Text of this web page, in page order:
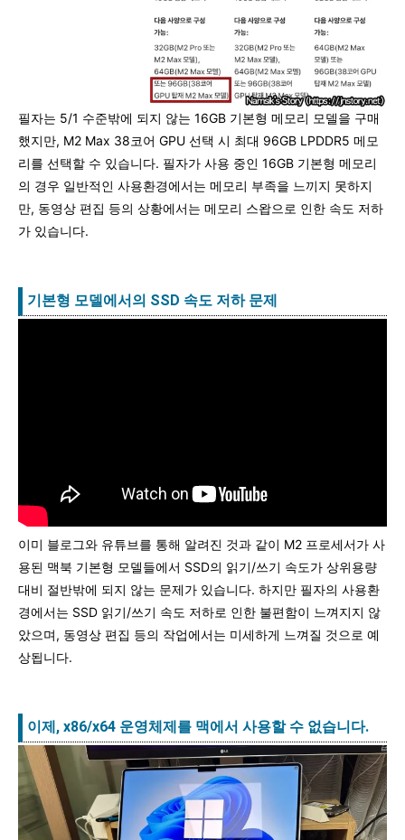
필자는 5/1 수준밖에 되지 않는 16GB 기본형 메모리 모델을 구매
했지만, M2 Max 38코어 GPU 선택 시 최대 96GB LPDDR5 메모
리를 선택할 수 있습니다. 필자가 사용 중인 16GB 기본형 메모리
의 경우 일반적인 사용환경에서는 메모리 부족을 느끼지 못하지
만, 동영상 편집 등의 상황에서는 메모리 스왑으로 인한 속도 저하
가 있습니다.
기본형 모델에서의 SSD 속도 저하 문제
이미 블로그와 유튜브를 통해 알려진 것과 같이 M2 프로세서가 사
용된 맥북 기본형 모델들에서 SSD의 읽기/쓰기 속도가 상위용량
대비 절반밖에 되지 않는 문제가 있습니다. 하지만 필자의 사용환
경에서는 SSD 읽기/쓰기 속도 저하로 인한 불편함이 느껴지지 않
았으며, 동영상 편집 등의 작업에서는 미세하게 느껴질 것으로 예
상됩니다.
이제, x86/x64 운영체제를 맥에서 사용할 수 없습니다.